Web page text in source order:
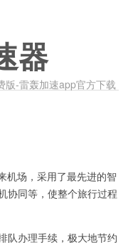
器
版-雷轰加速app官方下载
场，采用了最先进的智
协同等，使整个旅行过程
办理手续，极大地节约